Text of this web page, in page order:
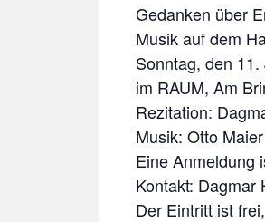
Gedanken über
Musik auf dem
Sonntag, den
im RAUM, Am
Rezitation:
Musik: Otto
Eine Anmeldung
Kontakt: Dagmar
Der Eintritt ist